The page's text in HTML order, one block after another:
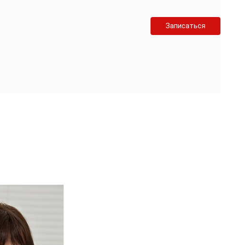
Записаться